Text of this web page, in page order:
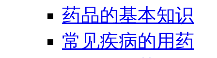
药品的基本知识
常见疾病的用药